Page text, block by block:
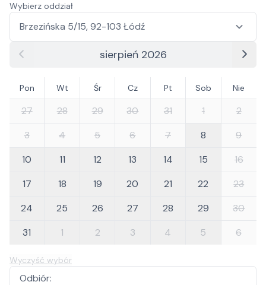
Wybierz oddział
sierpień 2026
Pon Wt Śr Cz Pt Sob Nie
27 28 29 30 31 1
2
3
4 5 6 7 8
9
10
11 12 13 14 15
16
17
18 19 20 21 22
23
24
25 26 27 28 29
30
31
1 2 3 4 5 6
Wyczyść wybór
Odbiór: